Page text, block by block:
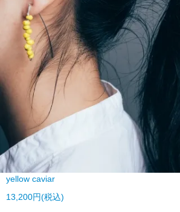
yellow caviar
13,200円(税込)